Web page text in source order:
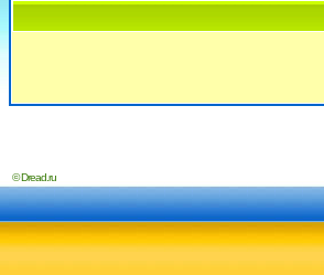
© Dread.ru